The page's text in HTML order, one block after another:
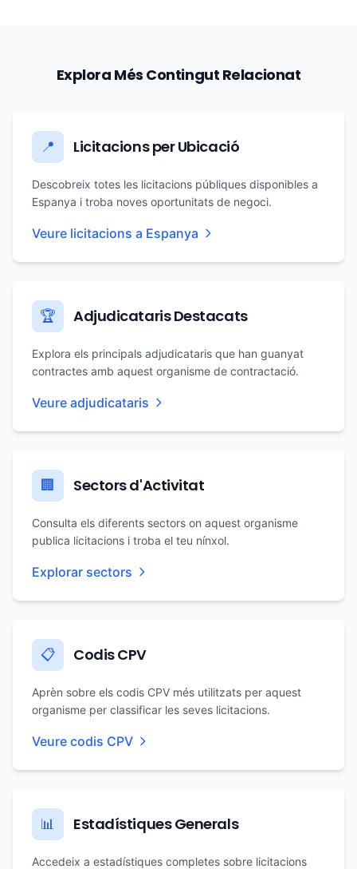
Explora Més Contingut Relacionat
📍 Licitacions per Ubicació
Descobreix totes les licitacions públiques disponibles a
Espanya i troba noves oportunitats de negoci.
Veure licitacions a Espanya
🏆 Adjudicataris Destacats
Explora els principals adjudicataris que han guanyat
contractes amb aquest organisme de contractació.
Veure adjudicataris
🏢 Sectors d'Activitat
Consulta els diferents sectors on aquest organisme
publica licitacions i troba el teu nínxol.
Explorar sectors
📋 Codis CPV
Aprèn sobre els codis CPV més utilitzats per aquest
organisme per classificar les seves licitacions.
Veure codis CPV
📊 Estadístiques Generals
Accedeix a estadístiques completes sobre licitacions